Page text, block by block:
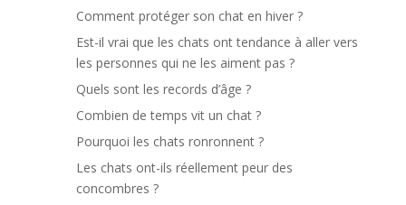
Comment protéger son chat en hiver ?
Est-il vrai que les chats ont tendance à aller vers
les personnes qui ne les aiment pas ?
Quels sont les records d’âge ?
Combien de temps vit un chat ?
Pourquoi les chats ronronnent ?
Les chats ont-ils réellement peur des
concombres ?